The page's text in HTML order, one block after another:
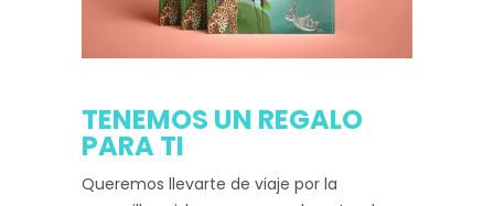
TENEMOS UN REGALO
PARA TI
Queremos llevarte de viaje por la